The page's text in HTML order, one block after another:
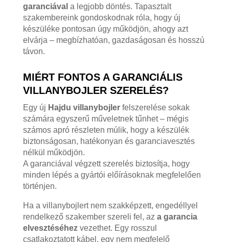
garanciával a legjobb döntés. Tapasztalt
szakembereink gondoskodnak róla, hogy új
készüléke pontosan úgy működjön, ahogy azt
elvárja – megbízhatóan, gazdaságosan és hosszú
távon.
MIÉRT FONTOS A GARANCIÁLIS
VILLANYBOJLER SZERELÉS?
Egy új Hajdu villanybojlerfelszerelése sokak
számára egyszerű műveletnek tűnhet – mégis
számos apró részleten múlik, hogy a készülék
biztonságosan, hatékonyan és garanciavesztés
nélkül működjön.
A garanciával végzett szerelés biztosítja, hogy
minden lépés a gyártói előírásoknak megfelelően
történjen.
Ha a villanybojlert nem szakképzett, engedéllyel
rendelkező szakember szereli fel, az a garancia
elvesztéséhezvezethet. Egy rosszul
csatlakoztatott kábel, egy nem megfelelő